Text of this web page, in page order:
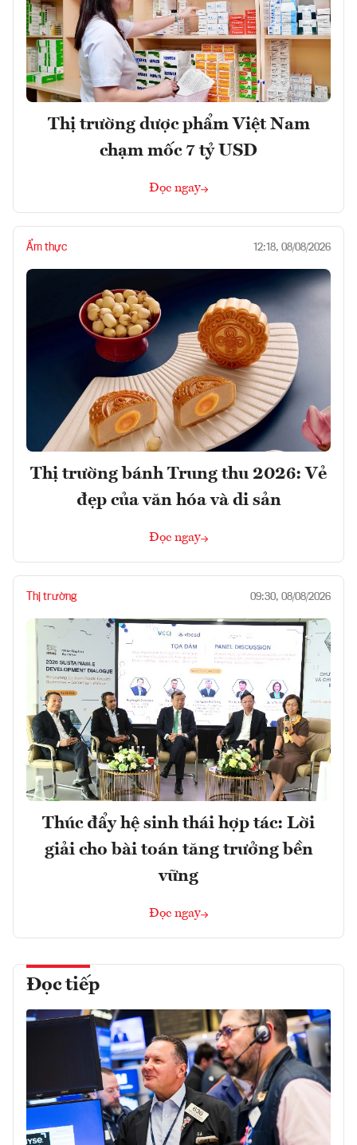
Thị trường dược phẩm Việt Nam
chạm mốc 7 tỷ USD
Đọc ngay
Ẩm thực 12:18, 08/08/2026
Thị trường bánh Trung thu 2026: Vẻ
đẹp của văn hóa và di sản
Đọc ngay
Thị trường 09:30, 08/08/2026
Thúc đẩy hệ sinh thái hợp tác: Lời
giải cho bài toán tăng trưởng bền
vững
Đọc ngay
Đọc tiếp